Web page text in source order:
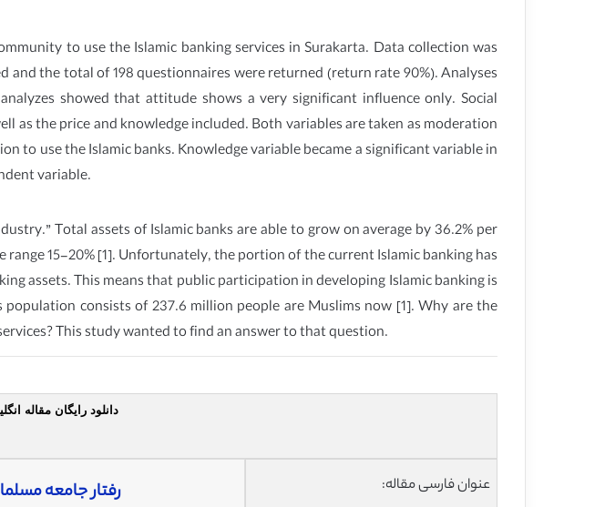
to use the Islamic banking services in Surakarta. Data collection was
the total of 198 questionnaires were returned (return rate 90%). Analyses
showed that attitude shows a very significant influence only. Social
as the price and knowledge included. Both variables are taken as moderation
to use the Islamic banks. Knowledge variable became a significant variable in
variable.
Total assets of Islamic banks are able to grow on average by 36.2% per
15-20% [1]. Unfortunately, the portion of the current Islamic banking has
assets. This means that public participation in developing Islamic banking is
consists of 237.6 million people are Muslims now [1]. Why are the
This study wanted to find an answer to that question.
دانلود رایگان مقاله
عنوان فارسی مقاله: رفتار جامعه